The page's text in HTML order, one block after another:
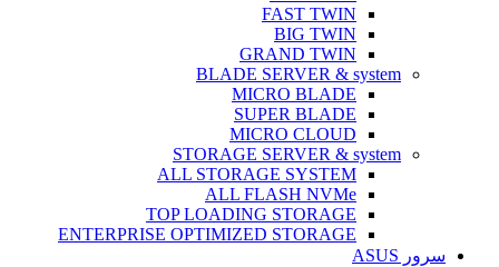
FAST TWIN
BIG TWIN
GRAND TWIN
BLADE SERVER & system
MICRO BLADE
SUPER BLADE
MICRO CLOUD
STORAGE SERVER & system
ALL STORAGE SYSTEM
ALL FLASH NVMe
TOP LOADING STORAGE
ENTERPRISE OPTIMIZED STORAGE
سرور ASUS